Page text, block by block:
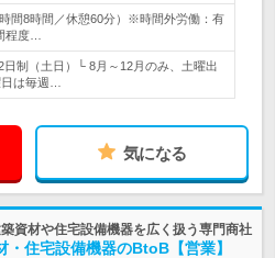
間8時間／休憩60分）※時間外労働：有
程度…
制（土日）└ 8月～12月のみ、土曜出
は毎週…
気になる
資材や住宅設備機器を広く扱う専門商社
住宅設備機器のBtoB【営業】